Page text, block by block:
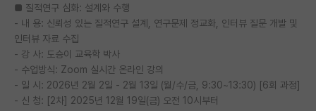
■ 질적연구 심화: 설계와 수행
- 내 용: 신뢰성 있는 질적연구 설계, 연구문제 정교화, 인터뷰 질문 개발 및
인터뷰 자료 수집
- 강 사: 도승이 교육학 박사
- 수업방식: Zoom 실시간 온라인 강의
- 일 시: 2026년 2월 2일 - 2월 13일 (월/수/금, 9:30~13:30) [6회 과정]
- 신 청: [2차] 2025년 12월 19일(금) 오전 10시부터